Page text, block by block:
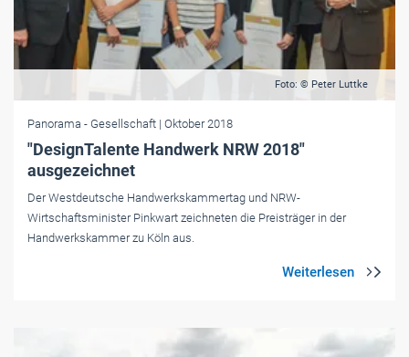
Foto: © Peter Luttke
Panorama - Gesellschaft | Oktober 2018
"DesignTalente Handwerk NRW 2018"
ausgezeichnet
Der Westdeutsche Handwerkskammertag und NRW-
Wirtschaftsminister Pinkwart zeichneten die Preisträger in der
Handwerkskammer zu Köln aus.